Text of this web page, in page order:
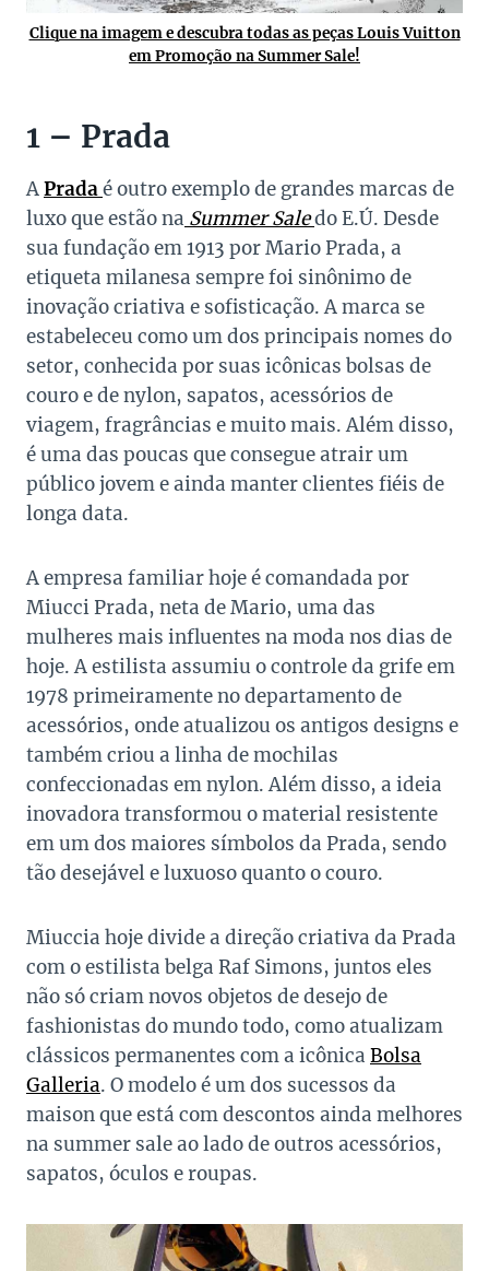
Clique na imagem e descubra todas as peças Louis Vuitton
em Promoção na Summer Sale!
1 – Prada
APradaé outro exemplo de grandes marcas de
luxo que estão na Summer Saledo E.Ú. Desde
sua fundação em 1913 por Mario Prada, a
etiqueta milanesa sempre foi sinônimo de
inovação criativa e sofisticação. A marca se
estabeleceu como um dos principais nomes do
setor, conhecida por suas icônicas bolsas de
couro e de nylon, sapatos, acessórios de
viagem, fragrâncias e muito mais. Além disso,
é uma das poucas que consegue atrair um
público jovem e ainda manter clientes fiéis de
longa data.
A empresa familiar hoje é comandada por
Miucci Prada, neta de Mario, uma das
mulheres mais influentes na moda nos dias de
hoje. A estilista assumiu o controle da grife em
1978 primeiramente no departamento de
acessórios, onde atualizou os antigos designs e
também criou a linha de mochilas
confeccionadas em nylon. Além disso, a ideia
inovadora transformou o material resistente
em um dos maiores símbolos da Prada, sendo
tão desejável e luxuoso quanto o couro.
Miuccia hoje divide a direção criativa da Prada
com o estilista belga Raf Simons, juntos eles
não só criam novos objetos de desejo de
fashionistas do mundo todo, como atualizam
clássicos permanentes com a icônica Bolsa
Galleria. O modelo é um dos sucessos da
maison que está com descontos ainda melhores
na summer sale ao lado de outros acessórios,
sapatos, óculos e roupas.